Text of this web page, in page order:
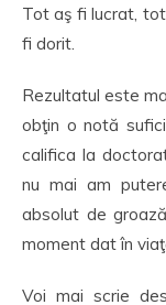
Tot aş fi lucrat,
fi dorit.
Rezultatul este
obţin o notă
califica la
nu mai am
absolut de
moment dat în
Voi mai scrie